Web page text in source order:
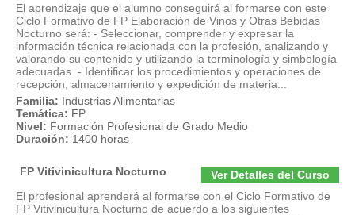
El aprendizaje que el alumno conseguirá al formarse con este
Ciclo Formativo de FP Elaboración de Vinos y Otras Bebidas
Nocturno será: - Seleccionar, comprender y expresar la
información técnica relacionada con la profesión, analizando y
valorando su contenido y utilizando la terminología y simbología
adecuadas. - Identificar los procedimientos y operaciones de
recepción, almacenamiento y expedición de materia...
Familia: Industrias Alimentarias
Temática: FP
Nivel: Formación Profesional de Grado Medio
Duración: 1400 horas
Ver Detalles del Curso
FP Vitivinicultura Nocturno
El profesional aprenderá al formarse con el Ciclo Formativo de
FP Vitivinicultura Nocturno de acuerdo a los siguientes